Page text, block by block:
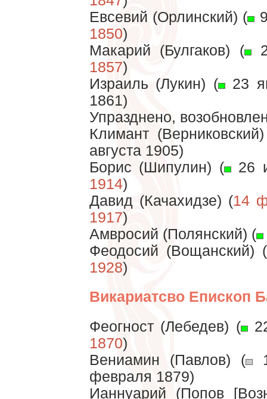
Евсевий (Орлинский) (
1850)
Макарий (Булгаков) (
1857)
Израиль (Лукин) ( 23
1861)
Упразднено,
Климант
августа 1905)
Борис (Шипулин) ( 26
1914)
Давид (Качахидзе) (14
1917)
Амвросий (Полянский) (
Феодосий (Вощанский) (
1928)
Викариатсво Епископ
Феогност (Лебедев) (
1870)
Вениамин (Павлов) (
февраля 1879)
Ианнуарий (Попов